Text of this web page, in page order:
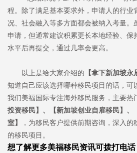
程。除了满足基本要求外，申请人的行业
况、社会融入等多方面都会被纳入考量。
申请，但通常建议积累更长本地经验、保
水平后再提交，通过几率会更高。
以上是给大家介绍的 【拿下新加坡永
知道自己应该选择哪种移民项目的话，可
我们美福国际专注海外移民服务，主要热
投资移民】、【新加坡创业自雇移民】、
室】
，为移民客户提供前期咨询，深入
的移民项目。
想了解更多美福移民资讯可拨打电话